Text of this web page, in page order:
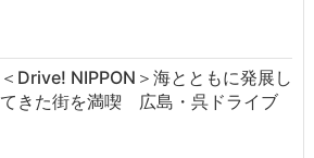
＜Drive! NIPPON＞海とともに発展し
てきた街を満喫 広島・呉ドライブ